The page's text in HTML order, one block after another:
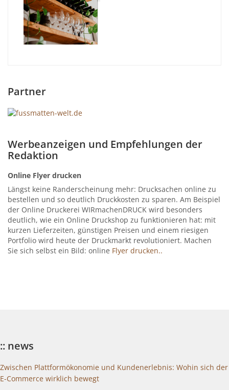
Partner
Werbeanzeigen und Empfehlungen der
Redaktion
Online Flyer drucken
Längst keine Randerscheinung mehr: Drucksachen online zu
bestellen und so deutlich Druckkosten zu sparen. Am Beispiel
der Online Druckerei WIRmachenDRUCK wird besonders
deutlich, wie ein Online Druckshop zu funktionieren hat: mit
kurzen Lieferzeiten, günstigen Preisen und einem riesigen
Portfolio wird heute der Druckmarkt revolutioniert. Machen
Sie sich selbst ein Bild: online Flyer drucken..
:: news
Zwischen Plattformökonomie und Kundenerlebnis: Wohin sich der
E-Commerce wirklich bewegt